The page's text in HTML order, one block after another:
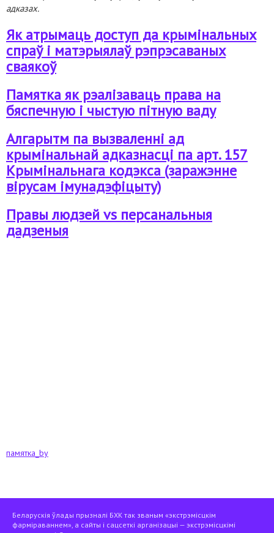
адказах.
Як атрымаць доступ да крымінальных
спраў і матэрыялаў рэпрэсаваных
сваякоў
Памятка як рэалізаваць права на
бяспечную і чыстую пітную ваду
Алгарытм па вызваленні ад
крымінальнай адказнасці па арт. 157
Крымінальнага кодэкса (заражэнне
вірусам імунадэфіцыту)
Правы людзей vs персанальныя
дадзеныя
памятка_by
Беларускія ўлады прызналі БХК так званым «экстрэмісцкім
фарміраваннем», а сайты і сацсеткі арганізацыі — экстрэмісцкімі